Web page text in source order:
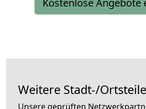
Kostenlose Angebote
Weitere Stadt-/
Unsere geprüften